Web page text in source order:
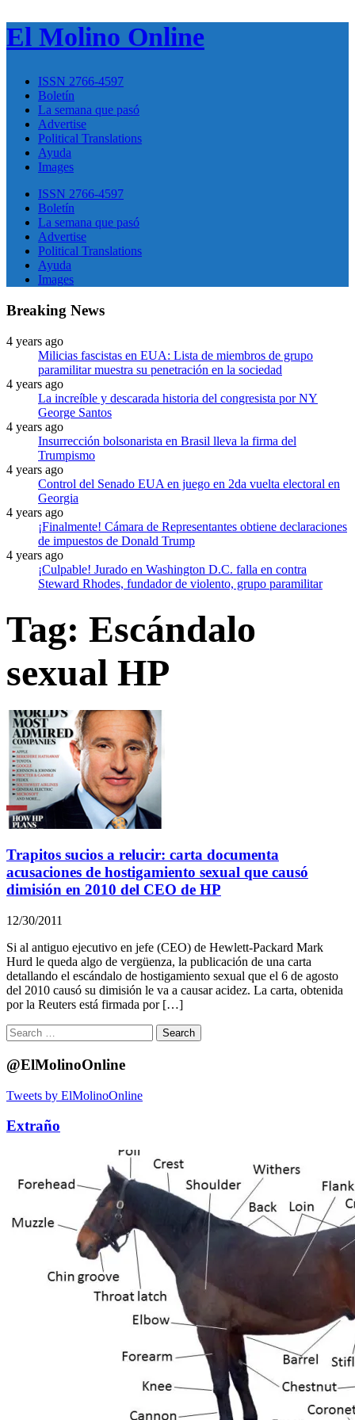
El Molino Online
ISSN 2766-4597
Boletín
La semana que pasó
Advertise
Political Translations
Ayuda
Images
ISSN 2766-4597
Boletín
La semana que pasó
Advertise
Political Translations
Ayuda
Images
Breaking News
4 years ago
Milicias fascistas en EUA: Lista de miembros de grupo
paramilitar muestra su penetración en la sociedad
4 years ago
La increíble y descarada historia del congresista por NY
George Santos
4 years ago
Insurrección bolsonarista en Brasil lleva la firma del
Trumpismo
4 years ago
Control del Senado EUA en juego en 2da vuelta electoral en
Georgia
4 years ago
¡Finalmente! Cámara de Representantes obtiene declaraciones
de impuestos de Donald Trump
4 years ago
¡Culpable! Jurado en Washington D.C. falla en contra
Steward Rhodes, fundador de violento, grupo paramilitar
Tag: Escándalo
sexual HP
Trapitos sucios a relucir: carta documenta
acusaciones de hostigamiento sexual que causó
dimisión en 2010 del CEO de HP
12/30/2011
Si al antiguo ejecutivo en jefe (CEO) de Hewlett-Packard Mark
Hurd le queda algo de vergüenza, la publicación de una carta
detallando el escándalo de hostigamiento sexual que el 6 de agosto
del 2010 causó su dimisión le va a causar acidez. La carta, obtenida
por la Reuters está firmada por […]
Search
for:
@ElMolinoOnline
Tweets by ElMolinoOnline
Extraño